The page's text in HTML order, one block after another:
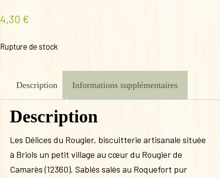
4,30 €
Rupture de stock
Description Informations supplémentaires
Description
Les Délices du Rougier, biscuitterie artisanale située
à Briols un petit village au cœur du Rougier de
Camarès (12360). Sablés salés au Roquefort pur